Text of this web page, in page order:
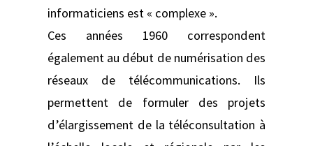
informaticiens est « complexe ».
Ces années 1960 correspondent
également au début de numérisation des
réseaux de télécommunications. Ils
permettent de formuler des projets
d’élargissement de la téléconsultation à